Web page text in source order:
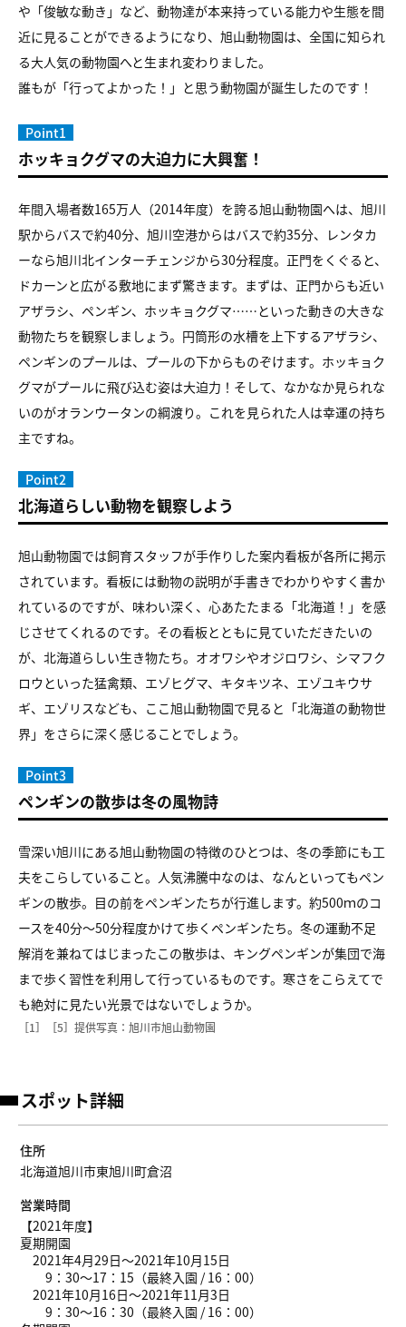
や「俊敏な動き」など、動物達が本来持っている能力や生態を間
近に見ることができるようになり、旭山動物園は、全国に知られ
る大人気の動物園へと生まれ変わりました。
誰もが「行ってよかった！」と思う動物園が誕生したのです！
Point1
ホッキョクグマの大迫力に大興奮！
年間入場者数165万人（2014年度）を誇る旭山動物園へは、旭川
駅からバスで約40分、旭川空港からはバスで約35分、レンタカ
ーなら旭川北インターチェンジから30分程度。正門をくぐると、
ドカーンと広がる敷地にまず驚きます。まずは、正門からも近い
アザラシ、ペンギン、ホッキョクグマ……といった動きの大きな
動物たちを観察しましょう。円筒形の水槽を上下するアザラシ、
ペンギンのプールは、プールの下からものぞけます。ホッキョク
グマがプールに飛び込む姿は大迫力！そして、なかなか見られな
いのがオランウータンの綱渡り。これを見られた人は幸運の持ち
主ですね。
Point2
北海道らしい動物を観察しよう
旭山動物園では飼育スタッフが手作りした案内看板が各所に掲示
されています。看板には動物の説明が手書きでわかりやすく書か
れているのですが、味わい深く、心あたたまる「北海道！」を感
じさせてくれるのです。その看板とともに見ていただきたいの
が、北海道らしい生き物たち。オオワシやオジロワシ、シマフク
ロウといった猛禽類、エゾヒグマ、キタキツネ、エゾユキウサ
ギ、エゾリスなども、ここ旭山動物園で見ると「北海道の動物世
界」をさらに深く感じることでしょう。
Point3
ペンギンの散歩は冬の風物詩
雪深い旭川にある旭山動物園の特徴のひとつは、冬の季節にも工
夫をこらしていること。人気沸騰中なのは、なんといってもペン
ギンの散歩。目の前をペンギンたちが行進します。約500ｍのコ
ースを40分～50分程度かけて歩くペンギンたち。冬の運動不足
解消を兼ねてはじまったこの散歩は、キングペンギンが集団で海
まで歩く習性を利用して行っているものです。寒さをこらえてで
も絶対に見たい光景ではないでしょうか。
［1］［5］提供写真：旭川市旭山動物園
スポット詳細
住所
北海道旭川市東旭川町倉沼
営業時間
【2021年度】
夏期開園
2021年4月29日～2021年10月15日
9：30～17：15（最終入園 / 16：00）
2021年10月16日～2021年11月3日
9：30～16：30（最終入園 / 16：00）